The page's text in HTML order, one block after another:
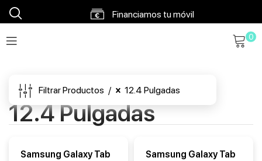
Financiamos tu móvil
0
12.4 Pulgadas
Filtrar Productos 12.4 Pulgadas
Samsung Galaxy Tab
Samsung Galaxy Tab